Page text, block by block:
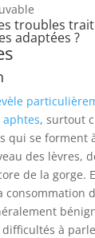
troubles
adaptées ?
, surtout
qui se forment
des lèvres,
de la gorge.
consommation
à